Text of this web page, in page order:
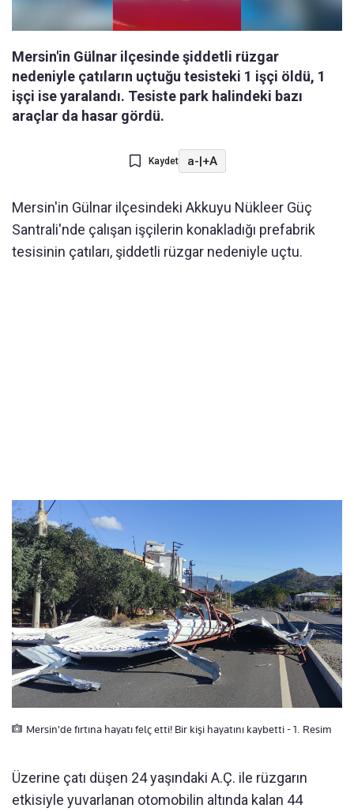
Mersin'in Gülnar ilçesinde şiddetli rüzgar
nedeniyle çatıların uçtuğu tesisteki 1 işçi öldü, 1
işçi ise yaralandı. Tesiste park halindeki bazı
araçlar da hasar gördü.
Kaydet a-|+A
Mersin'in Gülnar ilçesindeki Akkuyu Nükleer Güç
Santrali'nde çalışan işçilerin konakladığı prefabrik
tesisinin çatıları, şiddetli rüzgar nedeniyle uçtu.
Mersin'de fırtına hayatı felç etti! Bir kişi hayatını kaybetti - 1. Resim
Üzerine çatı düşen 24 yaşındaki A.Ç. ile rüzgarın
etkisiyle yuvarlanan otomobilin altında kalan 44